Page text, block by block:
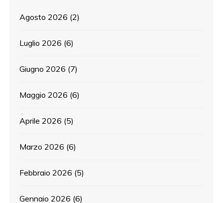
Agosto 2026 (2)
Luglio 2026 (6)
Giugno 2026 (7)
Maggio 2026 (6)
Aprile 2026 (5)
Marzo 2026 (6)
Febbraio 2026 (5)
Gennaio 2026 (6)